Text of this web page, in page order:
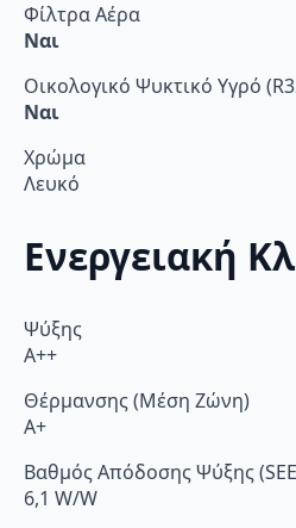
Φίλτρα Αέρα
Ναι
Οικολογικό Ψυκτικό Υγρό
Ναι
Χρώμα
Λευκό
Ενεργειακή
Ψύξης
A++
Θέρμανσης (Μέση Ζώνη)
A+
Βαθμός Απόδοσης Ψύξης
6,1 W/W